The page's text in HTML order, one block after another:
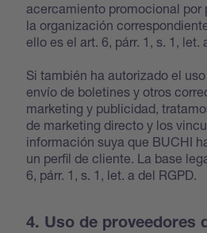
acercamiento promocional por
la organización
ello es el art. 6, párr. 1, s. 1, let.
Si también ha autorizado el
envío de boletines y otros
marketing y publicidad,
de marketing directo y los
información suya que BUCHI
un perfil de cliente. La base
6, párr. 1, s. 1, let. a del RGPD.
4. Uso de proveedores